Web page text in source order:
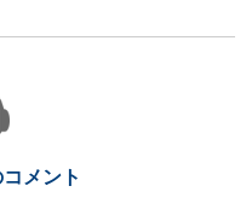
メント